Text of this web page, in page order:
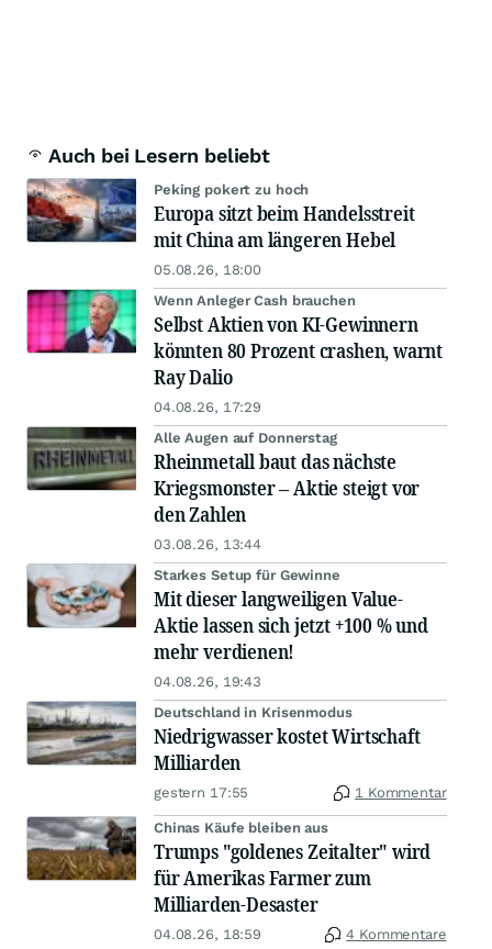
Auch bei Lesern beliebt
Peking pokert zu hoch
Europa sitzt beim Handelsstreit
mit China am längeren Hebel
05.08.26, 18:00
Wenn Anleger Cash brauchen
Selbst Aktien von KI-Gewinnern
könnten 80 Prozent crashen, warnt
Ray Dalio
04.08.26, 17:29
Alle Augen auf Donnerstag
Rheinmetall baut das nächste
Kriegsmonster – Aktie steigt vor
den Zahlen
03.08.26, 13:44
Starkes Setup für Gewinne
Mit dieser langweiligen Value-
Aktie lassen sich jetzt +100 % und
mehr verdienen!
04.08.26, 19:43
Deutschland in Krisenmodus
Niedrigwasser kostet Wirtschaft
Milliarden
gestern 17:55 1 Kommentar
Chinas Käufe bleiben aus
Trumps "goldenes Zeitalter" wird
für Amerikas Farmer zum
Milliarden-Desaster
04.08.26, 18:59 4 Kommentare